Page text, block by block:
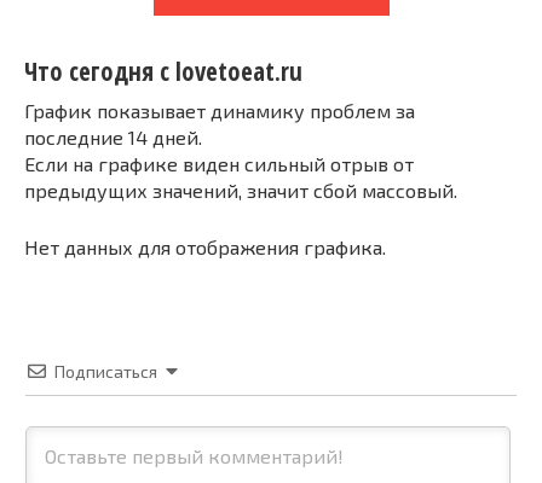
Что сегодня с lovetoeat.ru
График показывает динамику проблем за
последние 14 дней.
Если на графике виден сильный отрыв от
предыдущих значений, значит сбой массовый.
Нет данных для отображения графика.
Подписаться